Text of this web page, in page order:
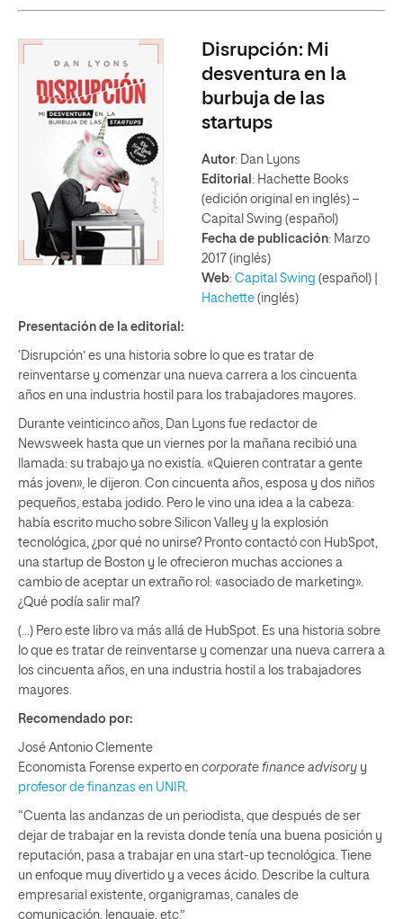
Disrupción: Mi
desventura en la
burbuja de las
startups
Autor: Dan Lyons
Editorial : Hachette Books
(edición original en inglés) –
Capital Swing (español)
Fecha de publicación: Marzo
2017 (inglés)
Web: Capital Swing (español) |
Hachette (inglés)
Presentación de la editorial:
‘Disrupción’ es una historia sobre lo que es tratar de
reinventarse y comenzar una nueva carrera a los cincuenta
años en una industria hostil para los trabajadores mayores.
Durante veinticinco años, Dan Lyons fue redactor de
Newsweek hasta que un viernes por la mañana recibió una
llamada: su trabajo ya no existía. «Quieren contratar a gente
más joven», le dijeron. Con cincuenta años, esposa y dos niños
pequeños, estaba jodido. Pero le vino una idea a la cabeza:
había escrito mucho sobre Silicon Valley y la explosión
tecnológica, ¿por qué no unirse? Pronto contactó con HubSpot,
una startup de Boston y le ofrecieron muchas acciones a
cambio de aceptar un extraño rol: «asociado de marketing».
¿Qué podía salir mal?
(…) Pero este libro va más allá de HubSpot. Es una historia sobre
lo que es tratar de reinventarse y comenzar una nueva carrera a
los cincuenta años, en una industria hostil a los trabajadores
mayores.
Recomendado por:
José Antonio Clemente
Economista Forense experto en corporate finance advisory y
profesor de finanzas en UNIR
“Cuenta las andanzas de un periodista, que después de ser
dejar de trabajar en la revista donde tenía una buena posición y
reputación, pasa a trabajar en una start-up tecnológica. Tiene
un enfoque muy divertido y a veces ácido. Describe la cultura
empresarial existente, organigramas, canales de
comunicación, lenguaje, etc.”